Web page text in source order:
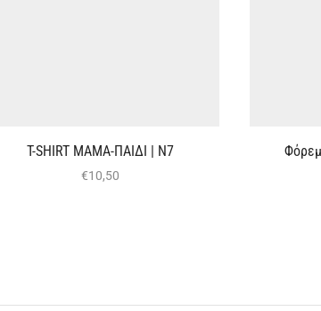
T-SHIRT ΜΑΜΑ-ΠΑΙΔΙ | Ν7
€10,50